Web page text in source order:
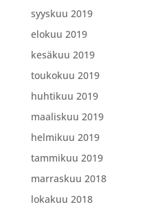
syyskuu 2019
elokuu 2019
kesäkuu 2019
toukokuu 2019
huhtikuu 2019
maaliskuu 2019
helmikuu 2019
tammikuu 2019
marraskuu 2018
lokakuu 2018